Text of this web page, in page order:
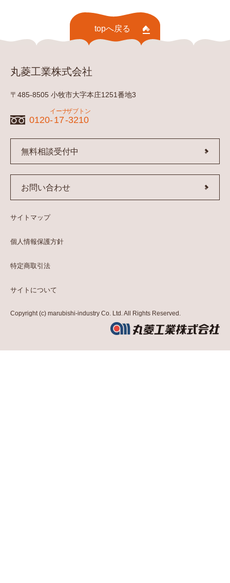
topへ戻る
丸菱工業株式会社
〒485-8505 小牧市大字本庄1251番地3
0120-17
イーナ
-3210
ザブトン
無料相談受付中
お問い合わせ
サイトマップ
個人情報保護方針
特定商取引法
サイトについて
Copyright (c) marubishi-industry Co. Ltd. All Rights Reserved.